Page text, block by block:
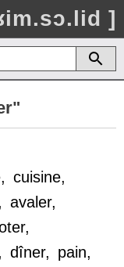
]
, cuisine,
avaler,
,
dîner, pain,